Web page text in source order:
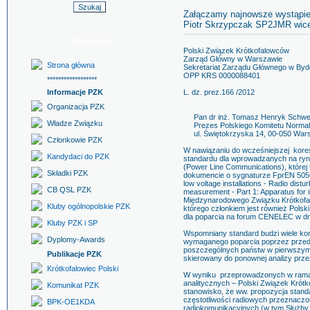
Strona główna
******************
Informacje PZK
Organizacja PZK
Władze Związku
Członkowie PZK
Kandydaci do PZK
Składki PZK
CB QSL PZK
Kluby ogólnopolskie PZK
Kluby PZK i SP
Dyplomy-Awards
Publikacje PZK
Krótkofalowiec Polski
Komunikat PZK
BPK-OE1KDA
Załączamy najnowsze
Piotr Skrzypczak SP2JMR
Polski Związek Krótkofalowców
Zarząd Główny w Warszawie
Sekretariat Zarządu Głównego w
OPP KRS 0000088401
L. dz. prez.166 /2012
Pan dr inż. Tomasz Henryk
Prezes Polskiego Komitetu
ul. Świętokrzyska 14, 00-050
W nawiązaniu do wcześniejszej
standardu dla wprowadzanych na
(Power Line Communications),
dokumencie o sygnaturze FprEN
low voltage installations - Radio
measurement - Part 1: Apparatus for
Międzynarodowego Związku
którego członkiem jest również
dla poparcia na forum CENELEC w
Wspomniany standard budzi wiele
wymaganego poparcia poprzez
poszczególnych państw w pierwszym
skierowany do ponownej analizy
W wyniku przeprowadzonych w
analitycznych – Polski Związek
stanowisko, że ww. propozycja
częstotliwości radiowych
radiokomunikacyjnych (w tym